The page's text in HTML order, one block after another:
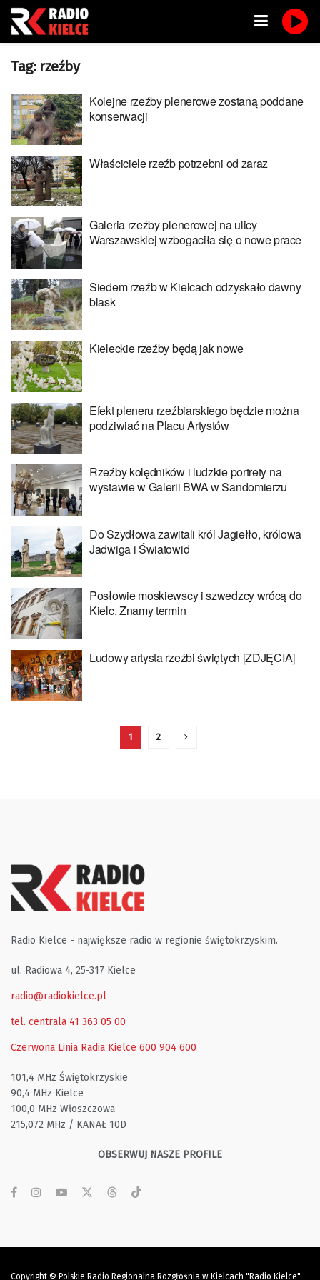
Tag: rzeźby
Kolejne rzeźby plenerowe zostaną poddane
konserwacji
Właściciele rzeźb potrzebni od zaraz
Galeria rzeźby plenerowej na ulicy
Warszawskiej wzbogaciła się o nowe prace
Siedem rzeźb w Kielcach odzyskało dawny
blask
Kieleckie rzeźby będą jak nowe
Efekt pleneru rzeźbiarskiego będzie można
podziwiać na Placu Artystów
Rzeźby kolędników i ludzkie portrety na
wystawie w Galerii BWA w Sandomierzu
Do Szydłowa zawitali król Jagiełło, królowa
Jadwiga i Światowid
Posłowie moskiewscy i szwedzcy wrócą do
Kielc. Znamy termin
Ludowy artysta rzeźbi świętych [ZDJĘCIA]
1 2
Radio Kielce - największe radio w regionie świętokrzyskim.
ul. Radiowa 4, 25-317 Kielce
radio@radiokielce.pl
tel. centrala 41 363 05 00
Czerwona Linia Radia Kielce 600 904 600
101,4 MHz Świętokrzyskie
90,4 MHz Kielce
100,0 MHz Włoszczowa
215,072 MHz / KANAŁ 10D
OBSERWUJ NASZE PROFILE
Copyright © Polskie Radio Regionalna Rozgłośnia w Kielcach "Radio Kielce"